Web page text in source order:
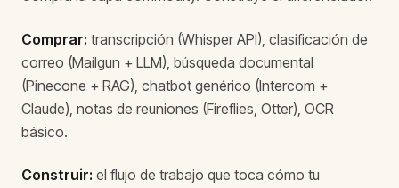
Comprar: transcripción (Whisper API), clasificación de
correo (Mailgun + LLM), búsqueda documental
(Pinecone + RAG), chatbot genérico (Intercom +
Claude), notas de reuniones (Fireflies, Otter), OCR
básico.
Construir: el flujo de trabajo que toca cómo tu